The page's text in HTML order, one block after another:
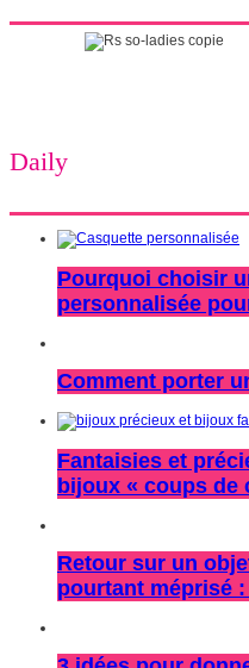
Daily
Pourquoi choisir
personnalisée
Comment porter
Fantaisies et
bijoux « coups de
Retour sur un
pourtant méprisé